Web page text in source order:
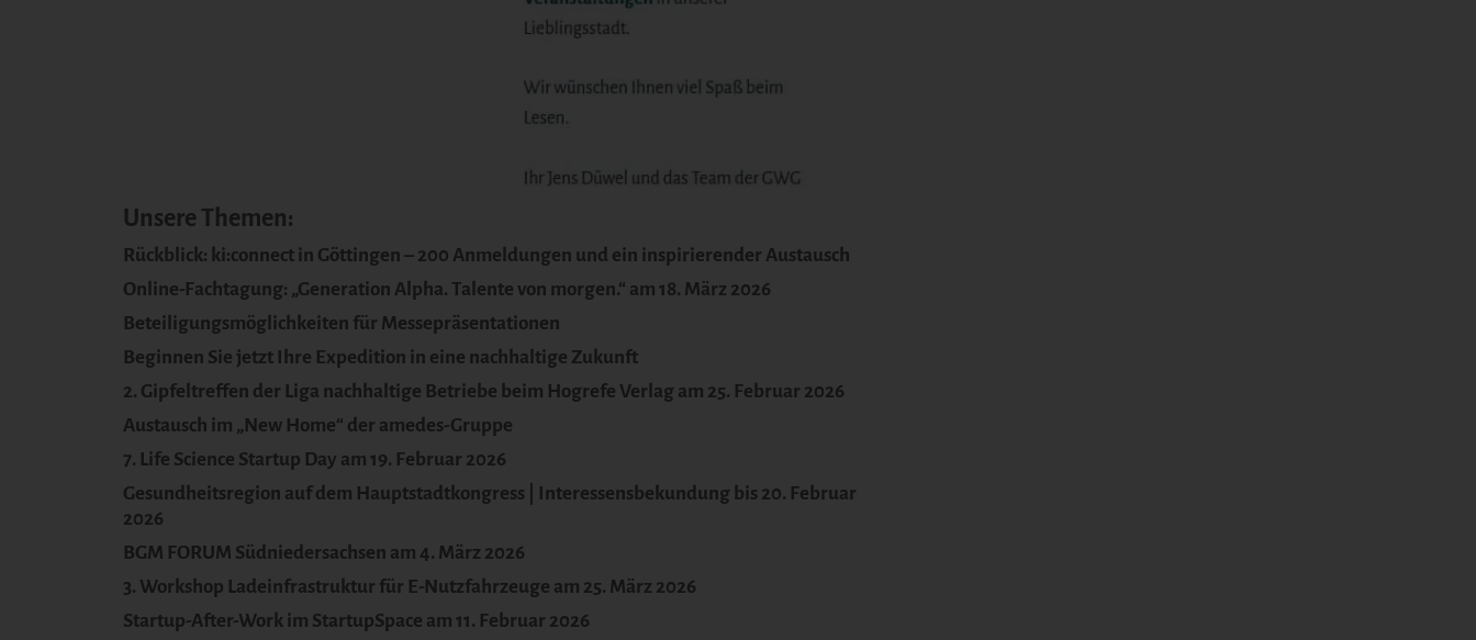
Unsere Themen:
Rückblick: ki:connect in Göttingen – 200 Anmeldungen und ein inspirierender Austausch
Online-Fachtagung: „Generation Alpha. Talente von morgen.“ am 18. März 2026
Beteiligungsmöglichkeiten für Messepräsentationen
Beginnen Sie jetzt Ihre Expedition in eine nachhaltige Zukunft
2. Gipfeltreffen der Liga nachhaltige Betriebe beim Hogrefe Verlag am 25. Februar 2026
Austausch im „New Home“ der amedes-Gruppe
7. Life Science Startup Day am 19. Februar 2026
Gesundheitsregion auf dem Hauptstadtkongress | Interessensbekundung bis 20. Februar
2026
BGM FORUM Südniedersachsen am 4. März 2026
3. Workshop Ladeinfrastruktur für E-Nutzfahrzeuge am 25. März 2026
Startup-After-Work im StartupSpace am 11. Februar 2026